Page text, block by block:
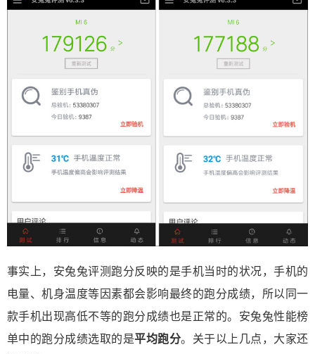
事实上，安兔兔评测跑分反映的是手机当时的状况，手机的
电量、机身温度等因素都会影响最终的跑分成绩，所以同一
款手机出现高低不等的跑分成绩也是正常的。安兔兔性能榜
单中的跑分成绩选取的是平均跑分。关于以上几点，大家还